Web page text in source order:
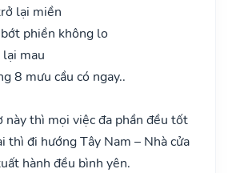
lại miền
phiền không lo
mau
8 mưu cầu có ngay..
này thì mọi việc đa phần đều tốt
thì đi hướng Tây Nam – Nhà cửa
hành đều bình yên.